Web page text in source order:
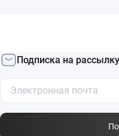
Подписка на рассылку